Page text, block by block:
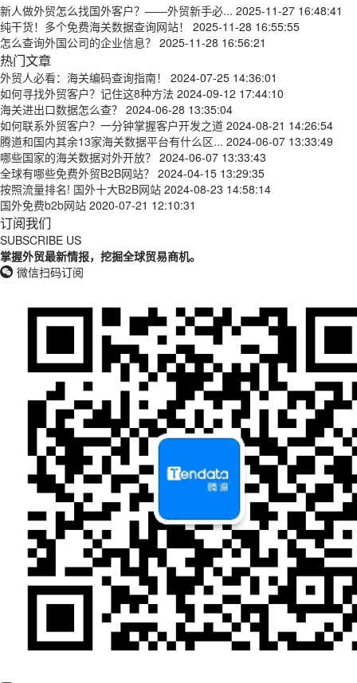
新人做外贸怎么找国外客户？——外贸新手必... 2025-11-27 16:48:41
纯干货！多个免费海关数据查询网站！
2025-11-28 16:55:55
怎么查询外国公司的企业信息？ 2025-11-28 16:56:21
热门文章
外贸人必看：海关编码查询指南！
2024-07-25 14:36:01
如何寻找外贸客户？记住这8种方法 2024-09-12 17:44:10
海关进出口数据怎么查？ 2024-06-28 13:35:04
如何联系外贸客户？一分钟掌握客户开发之道 2024-08-21 14:26:54
腾道和国内其余13家海关数据平台有什么区... 2024-06-07 13:33:49
哪些国家的海关数据对外开放？ 2024-06-07 13:33:43
全球有哪些免费外贸B2B网站？ 2024-04-15 13:29:35
按照流量排名! 国外十大B2B网站 2024-08-23 14:58:14
国外免费b2b网站 2020-07-21 12:10:31
订阅我们
SUBSCRIBE US
掌握外贸最新情报，挖掘全球贸易商机。
微信扫码订阅